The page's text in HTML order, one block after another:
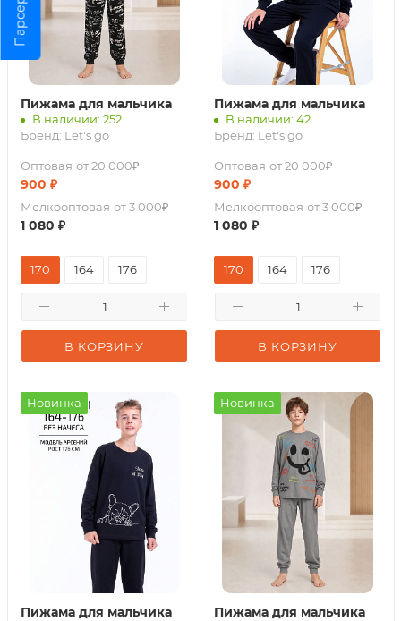
Пижама для мальчика
В наличии: 252
Бренд: Let's go
Оптовая от 20 000₽
900 ₽
Мелкооптовая от 3 000₽
1 080 ₽
В КОРЗИНУ
170 164 176
Пижама для мальчика
В наличии: 42
Бренд: Let's go
Оптовая от 20 000₽
900 ₽
Мелкооптовая от 3 000₽
1 080 ₽
В КОРЗИНУ
170 164 176
Новинка
Пижама для мальчика
Новинка
Пижама для мальчика
Парсер